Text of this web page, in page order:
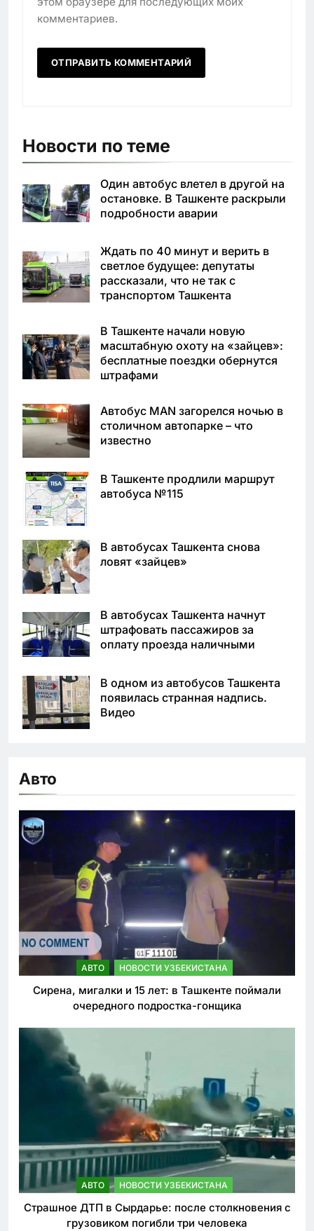
комментариев.
Новости по теме
Один автобус влетел в другой на
остановке. В Ташкенте раскрыли
подробности аварии
Ждать по 40 минут и верить в
светлое будущее: депутаты
рассказали, что не так с
транспортом Ташкента
В Ташкенте начали новую
масштабную охоту на «зайцев»:
бесплатные поездки обернутся
штрафами
Автобус MAN загорелся ночью в
столичном автопарке – что
известно
В Ташкенте продлили маршрут
автобуса №115
В автобусах Ташкента снова
ловят «зайцев»
В автобусах Ташкента начнут
штрафовать пассажиров за
оплату проезда наличными
В одном из автобусов Ташкента
появилась странная надпись.
Видео
Авто
АВТО НОВОСТИ УЗБЕКИСТАНА
Сирена, мигалки и 15 лет: в Ташкенте поймали
очередного подростка-гонщика
АВТО НОВОСТИ УЗБЕКИСТАНА
Страшное ДТП в Сырдарье: после столкновения с
грузовиком погибли три человека